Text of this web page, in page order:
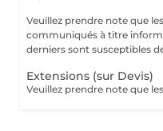
Veuillez prendre note que
communiqués à titre
derniers sont susceptibles
Extensions (sur Devis)